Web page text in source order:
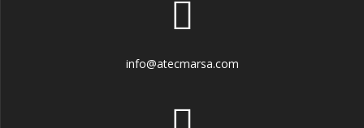
info@atecmarsa.com